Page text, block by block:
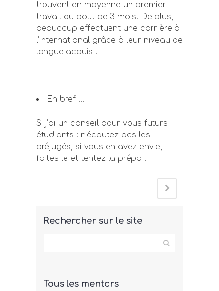
trouvent en moyenne un premier
travail au bout de 3 mois. De plus,
beaucoup effectuent une carrière à
l’international grâce à leur niveau de
langue acquis !
En bref …
Si j’ai un conseil pour vous futurs
étudiants : n’écoutez pas les
préjugés, si vous en avez envie,
faites le et tentez la prépa !
Rechercher sur le site
Tous les mentors